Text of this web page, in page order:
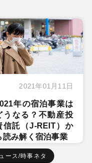
2021年01月11日
年の宿泊事業は
うなる？不動産投
信託（J-REIT）か
読み解く宿泊事業
ース/時事ネタ